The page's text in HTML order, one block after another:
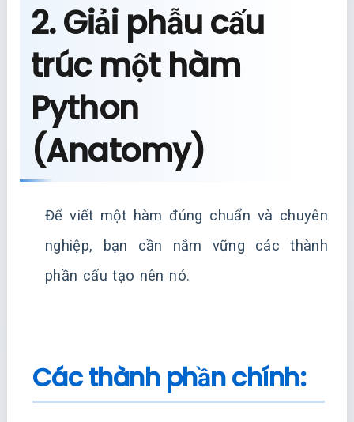
2. Giải phẫu cấu
trúc một hàm
Python
(Anatomy)
Để viết một hàm đúng chuẩn và chuyên
nghiệp, bạn cần nắm vững các thành
phần cấu tạo nên nó.
Các thành phần chính: